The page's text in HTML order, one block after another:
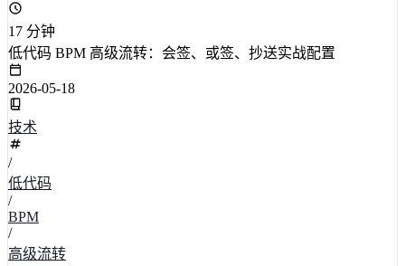
17 分钟
低代码 BPM 高级流转：会签、或签、抄送实战配置
2026-05-18
技术
/
低代码
/
BPM
/
高级流转